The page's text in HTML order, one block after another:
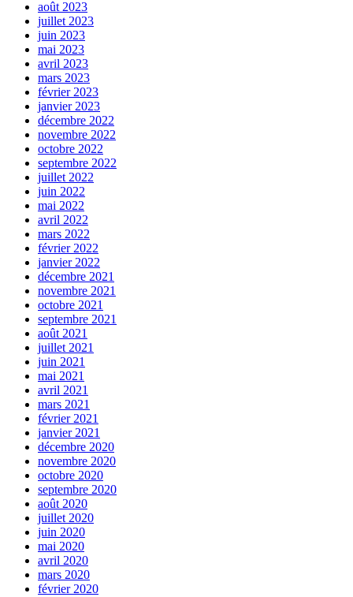
août 2023
juillet 2023
juin 2023
mai 2023
avril 2023
mars 2023
février 2023
janvier 2023
décembre 2022
novembre 2022
octobre 2022
septembre 2022
juillet 2022
juin 2022
mai 2022
avril 2022
mars 2022
février 2022
janvier 2022
décembre 2021
novembre 2021
octobre 2021
septembre 2021
août 2021
juillet 2021
juin 2021
mai 2021
avril 2021
mars 2021
février 2021
janvier 2021
décembre 2020
novembre 2020
octobre 2020
septembre 2020
août 2020
juillet 2020
juin 2020
mai 2020
avril 2020
mars 2020
février 2020